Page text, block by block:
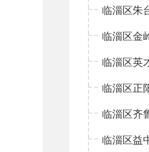
临淄区英
临淄区齐